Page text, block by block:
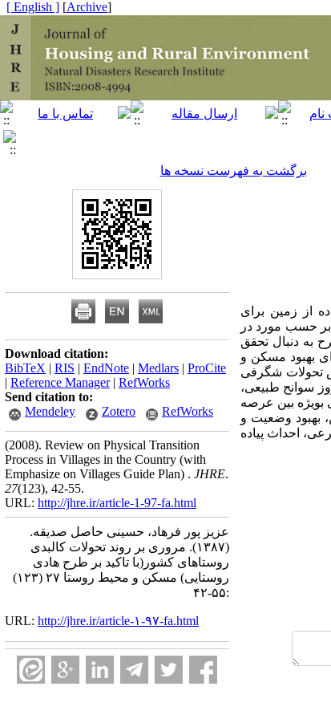
[
Archive
]
[ English ]
برگشت به فهرست نسخه ها
از زمین برای
بر حسب مورد در
روستایی یا طرحهای جامع ناحیه‌ای تعیین می‌نماید1. این طرح به دنبال تحقق
بهبود مسکن و
تحولات شگرفی
سوانح طبیعی،
بویژه بین عرصه
بهبود وضعیت و
احداث پیاده
Download citation:
BibTeX | RIS | EndNote | Medlars | ProCite
| Reference Manager| RefWorks
Send citation to:
Mendeley
Zotero RefWorks
(2008). Review on Physical Transition
Process in Villages in the Country (with
Emphasize on Villages Guide Plan) . JHRE.
27(123), 42-55.
URL: http://jhre.ir/article-1-97-fa.html
عزیز پور فرهاد، حسینی حاصل صدیقه.
(۱۳۸۷).
مروری بر روند تحولات کالبدی
روستاهای کشور(با تاکید بر طرح هادی
روستایی) مسکن و محیط روستا ۲۷ (۱۲۳)
:۵۵-۴۲
URL: http://jhre.ir/article-۱-۹۷-fa.html